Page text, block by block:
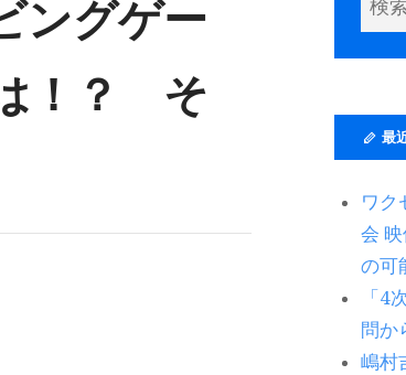
ングゲー
！？ そ
最
ワク
会
の可
「4
問か
嶋村